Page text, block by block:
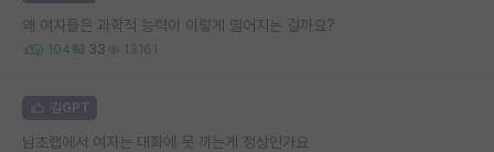
왜 여자들은 과학적 능력이 이렇게 떨어지는 걸까요?
104 33 13161
김GPT
남초랩에서 여자는 대화에 못 끼는게 정상인가요